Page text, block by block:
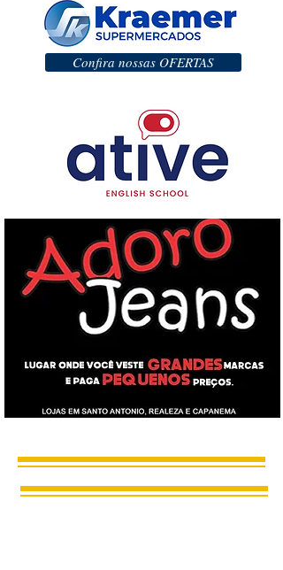
Confira nossas OFERTAS